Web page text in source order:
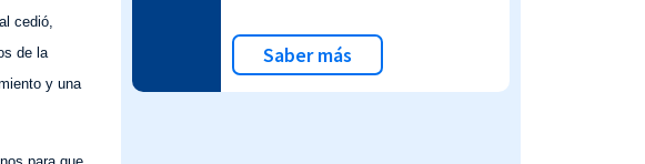
cedió,
de la
y una
Saber más